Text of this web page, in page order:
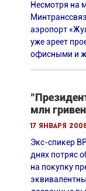
Несмотря на
аэропорт
уже зреет
офисными и
млн
17 января
Экс-спикер
днях потряс
на покупку